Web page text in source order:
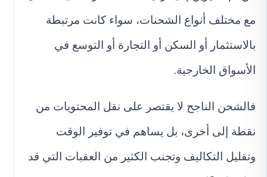
مع مختلف أنواع الشحنات، سواء كانت مرتبطة
بالاستثمار أو السكن أو التجارة أو التوسع في
الأسواق الخارجية.
فالشحن الناجح لا يقتصر على نقل المحتويات من
نقطة إلى أخرى، بل يساهم في توفير الوقت
وتقليل التكاليف وتجنب الكثير من العقبات التي قد